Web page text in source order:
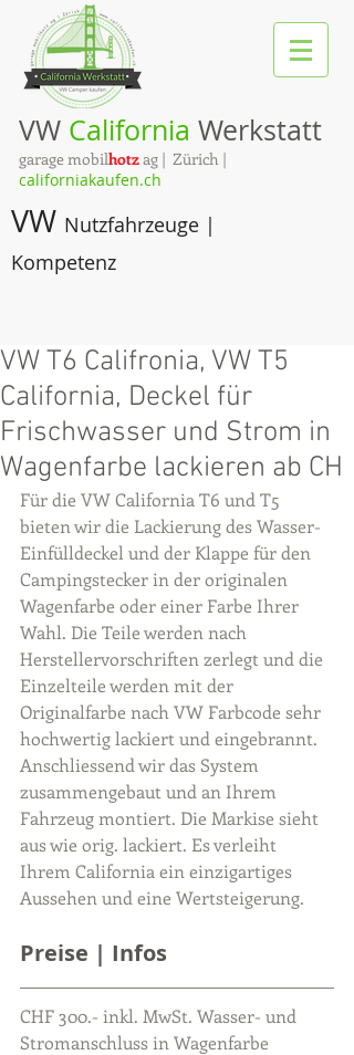
VW California Werkstatt
garage mobilhotzag | Zürich |
californiakaufen.ch
VW Nutzfahrzeuge |
Kompetenz
VW T6 Califronia, VW T5
California, Deckel für
Frischwasser und Strom in
Wagenfarbe lackieren ab CH
Für die VW California T6 und T5
bieten wir die Lackierung des Wasser-
Einfülldeckel und der Klappe für den
Campingstecker in der originalen
Wagenfarbe oder einer Farbe Ihrer
Wahl. Die Teile werden nach
Herstellervorschriften zerlegt und die
Einzelteile werden mit der
Originalfarbe nach VW Farbcode sehr
hochwertig lackiert und eingebrannt.
Anschliessend wir das System
zusammengebaut und an Ihrem
Fahrzeug montiert. Die Markise sieht
aus wie orig. lackiert. Es verleiht
Ihrem California ein einzigartiges
Aussehen und eine Wertsteigerung.
Preise | Infos
CHF 300.- inkl. MwSt. Wasser- und
Stromanschluss in Wagenfarbe